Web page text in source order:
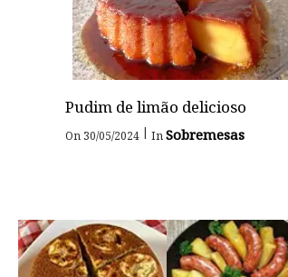
Pudim de limão delicioso
On 30/05/2024 | InSobremesas